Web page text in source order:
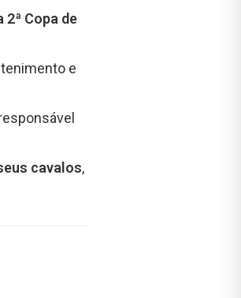
2ª Copa de
e
cavalos,